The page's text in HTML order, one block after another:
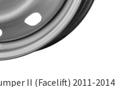
II (Facelift) 2011-2014